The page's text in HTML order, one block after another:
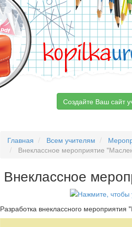
kopilka
Создайте Ваш сайт
Главная Всем учителям
Внеклассное мероприятие
Внеклассное
Разработка внеклассного мероприятия